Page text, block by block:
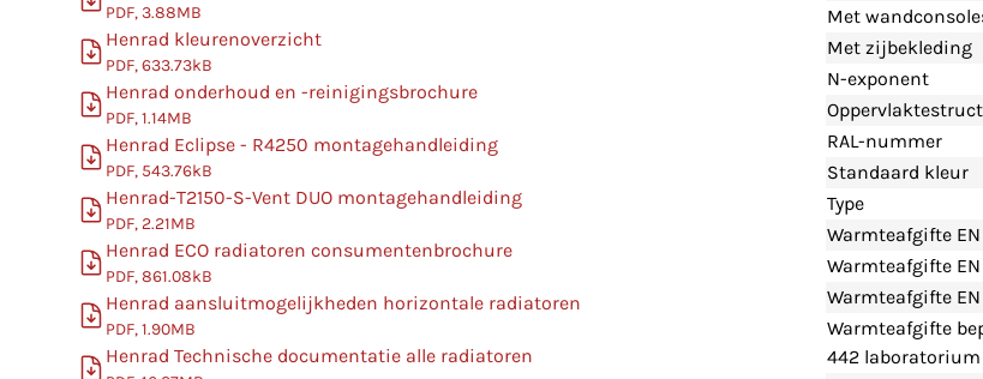
PDF, 3.88MB
Henrad kleurenoverzicht
PDF, 633.73kB
Henrad onderhoud en -reinigingsbrochure
PDF, 1.14MB
Henrad Eclipse - R4250 montagehandleiding
PDF, 543.76kB
Henrad-T2150-S-Vent DUO montagehandleiding
PDF, 2.21MB
Henrad ECO radiatoren consumentenbrochure
PDF, 861.08kB
Henrad aansluitmogelijkheden horizontale radiatoren
PDF, 1.90MB
Henrad Technische documentatie alle radiatoren
Met
Met zijbekleding
N-exponent
RAL-nummer
Standaard kleur
Type
Warmteafgifte
Warmteafgifte
Warmteafgifte
Warmteafgifte
442 laboratorium